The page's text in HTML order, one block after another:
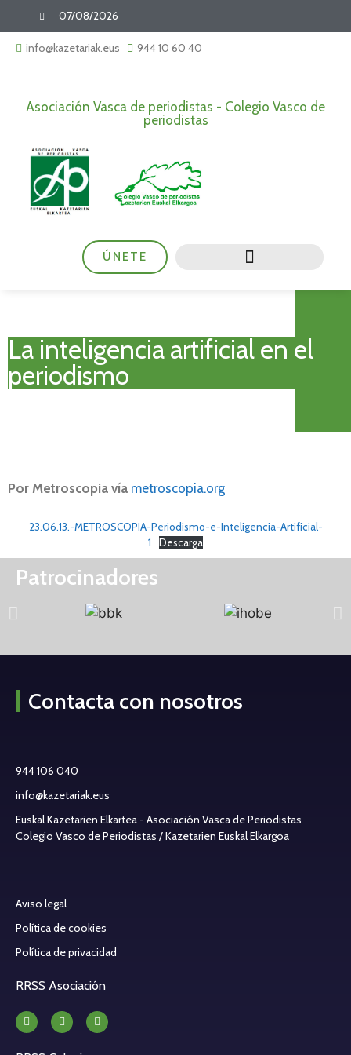
07/08/2026
info@kazetariak.eus 944 10 60 40
Asociación Vasca de periodistas - Colegio Vasco de
periodistas
ÚNETE
La inteligencia artificial en el
periodismo
Por Metroscopia vía metroscopia.org
23.06.13.-METROSCOPIA-Periodismo-e-Inteligencia-Artificial-
1
Descarga
Patrocinadores
Contacta con nosotros
944 106 040
info@kazetariak.eus
Euskal Kazetarien Elkartea - Asociación Vasca de Periodistas
Colegio Vasco de Periodistas / Kazetarien Euskal Elkargoa
Aviso legal
Política de cookies
Política de privacidad
RRSS Asociación